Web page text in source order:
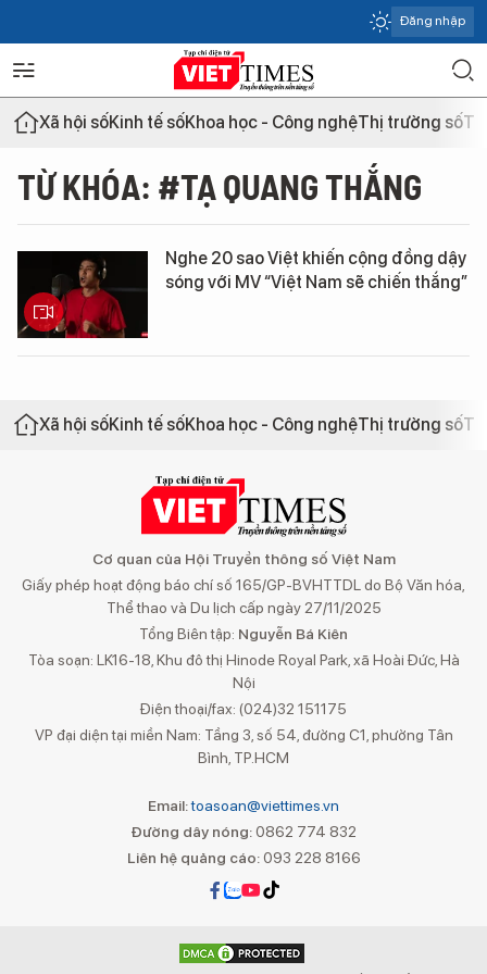
Đăng nhập
Xã hội sốKinh tế sốKhoa học - Công nghệThị trường số
TỪ KHÓA: #TẠ QUANG THẮNG
Nghe 20 sao Việt khiến cộng đồng dậy
sóng với MV “Việt Nam sẽ chiến thắng”
Xã hội sốKinh tế sốKhoa học - Công nghệThị trường số
Cơ quan của Hội Truyền thông số Việt Nam
Giấy phép hoạt động báo chí số 165/GP-BVHTTDL do Bộ Văn hóa,
Thể thao và Du lịch cấp ngày 27/11/2025
Tổng Biên tập: Nguyễn Bá Kiên
Tòa soạn: LK16-18, Khu đô thị Hinode Royal Park, xã Hoài Đức, Hà
Nội
Điện thoại/fax: (024)32 151175
VP đại diện tại miền Nam: Tầng 3, số 54, đường C1, phường Tân
Bình, TP.HCM
Email:toasoan@viettimes.vn
Đường dây nóng: 0862 774 832
Liên hệ quảng cáo:093 228 8166